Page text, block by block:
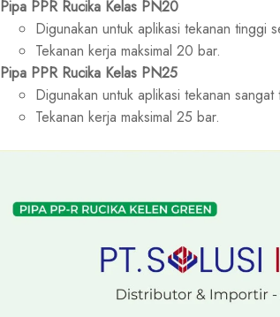
Pipa PPR Rucika Kelas PN20
Digunakan untuk aplikasi tekanan tinggi
Tekanan kerja maksimal 20 bar.
Pipa PPR Rucika Kelas PN25
Digunakan untuk aplikasi tekanan
Tekanan kerja maksimal 25 bar.